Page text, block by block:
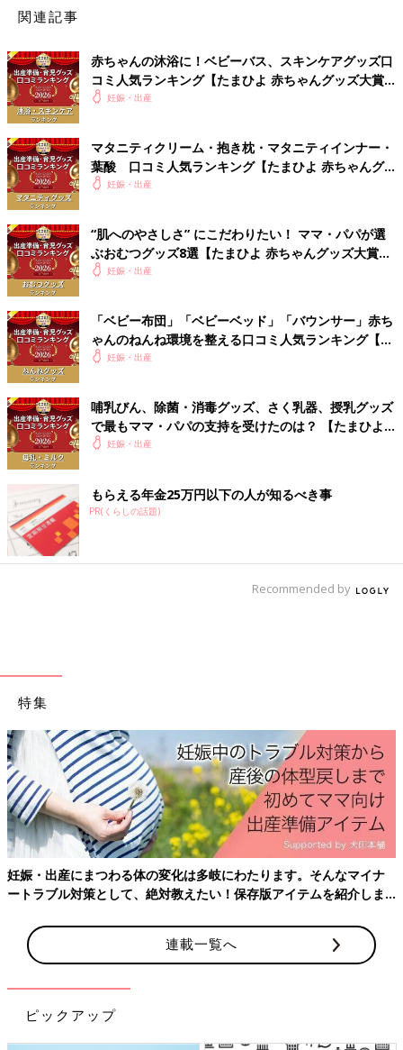
[口コミ]
眠りを与えてくれそう。（大阪府／生後3カ月ベビーのパ
パ）
●布団も生地がしっかりしている。よれることなく、肌触
りもずっとふわふわだった。（兵庫県／産後6カ月のマ
公式サイトで見る
Amazonで見る
3位 アカチャンホンポ
毎年上位にランクインのアカチャンホンポ。「日本製で縫製がし
っかりしているのに価格がお手ごろ」「肌触りがいい」とクオリ
ティー面でも高評価。
※写真は「ベビーふとん 8点セット グレースター」
基本のアイテムがそろう8点セット。掛け布団は洗濯機（洗濯ネ
ット使用）で洗えて、適度なかたさの敷布団は手洗い可。使いや
すいシンプルなデザイン。
[口コミ]
●柄やデザインがかわいいだけでなく、肌触りもすごくい
い！（香川県／生後0カ月ベビーのパパ）
●コンパクトに収納できる。洗いやすいところも便利だっ
た。（埼玉県／産後8カ月のママ）
4位 サンデシカ
関連記事
赤ちゃんの沐浴に！ベビーバス、スキンケアグッズ口
コミ人気ランキング【たまひよ 赤ちゃんグッズ大賞
2026】
妊娠・出産
マタニティクリーム・抱き枕・マタニティインナー・
葉酸 口コミ人気ランキング【たまひよ 赤ちゃんグ
ッズ大賞2026】
妊娠・出産
“肌へのやさしさ” にこだわりたい！ ママ・パパが選
ぶおむつグッズ8選【たまひよ 赤ちゃんグッズ大賞
2026】
妊娠・出産
「ベビー布団」「ベビーベッド」「バウンサー」赤ち
ゃんのねんね環境を整える口コミ人気ランキング【た
まひよ 赤ちゃんグッズ大賞2026】
妊娠・出産
哺乳びん、除菌・消毒グッズ、さく乳器、授乳グッズ
で最もママ・パパの支持を受けたのは？ 【たまひよ
赤ちゃんグッズ大賞2026】
妊娠・出産
もらえる年金25万円以下の人が知るべき事
PR(くらしの話題)
Recommended by
特集
妊娠・出産にまつわる体の変化は多岐にわたります。そんなマイナ
ートラブル対策として、絶対教えたい！保存版アイテムを紹介しま
連載一覧へ
ピックアップ